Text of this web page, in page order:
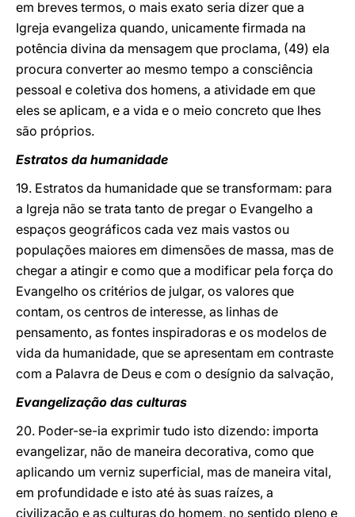
em breves termos, o mais exato seria dizer que a
Igreja evangeliza quando, unicamente firmada na
potência divina da mensagem que proclama, (49) ela
procura converter ao mesmo tempo a consciência
pessoal e coletiva dos homens, a atividade em que
eles se aplicam, e a vida e o meio concreto que lhes
são próprios.
Estratos da humanidade
19. Estratos da humanidade que se transformam: para
a Igreja não se trata tanto de pregar o Evangelho a
espaços geográficos cada vez mais vastos ou
populações maiores em dimensões de massa, mas de
chegar a atingir e como que a modificar pela força do
Evangelho os critérios de julgar, os valores que
contam, os centros de interesse, as linhas de
pensamento, as fontes inspiradoras e os modelos de
vida da humanidade, que se apresentam em contraste
com a Palavra de Deus e com o desígnio da salvação,
Evangelização das culturas
20. Poder-se-ia exprimir tudo isto dizendo: importa
evangelizar, não de maneira decorativa, como que
aplicando um verniz superficial, mas de maneira vital,
em profundidade e isto até às suas raízes, a
civilização e as culturas do homem, no sentido pleno e